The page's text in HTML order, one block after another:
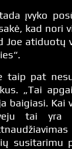
įvyko
kad nori
Joe atiduotų
taip pat
„Tai
baigiasi. Kai
tai yra
susitarimu